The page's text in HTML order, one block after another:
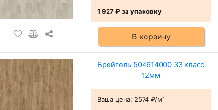
1 927 ₽за упаковку
В корзину
Брейгель 504614000 33 класс
12мм
Ваша цена: 2574 ₽/м2